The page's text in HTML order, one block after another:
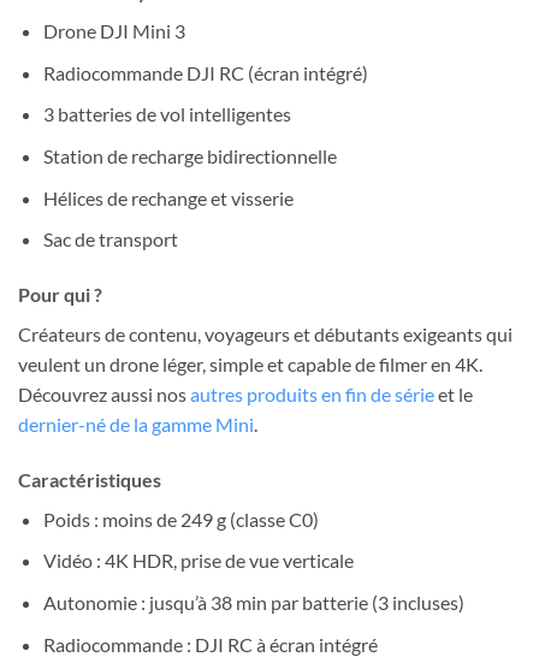
Drone DJI Mini 3
Radiocommande DJI RC (écran intégré)
3 batteries de vol intelligentes
Station de recharge bidirectionnelle
Hélices de rechange et visserie
Sac de transport
Pour qui ?
Créateurs de contenu, voyageurs et débutants exigeants qui
veulent un drone léger, simple et capable de filmer en 4K.
Découvrez aussi nosautres produits en fin de sérieet le
dernier-né de la gamme Mini.
Caractéristiques
Poids : moins de 249 g (classe C0)
Vidéo : 4K HDR, prise de vue verticale
Autonomie : jusqu’à 38 min par batterie (3 incluses)
Radiocommande : DJI RC à écran intégré